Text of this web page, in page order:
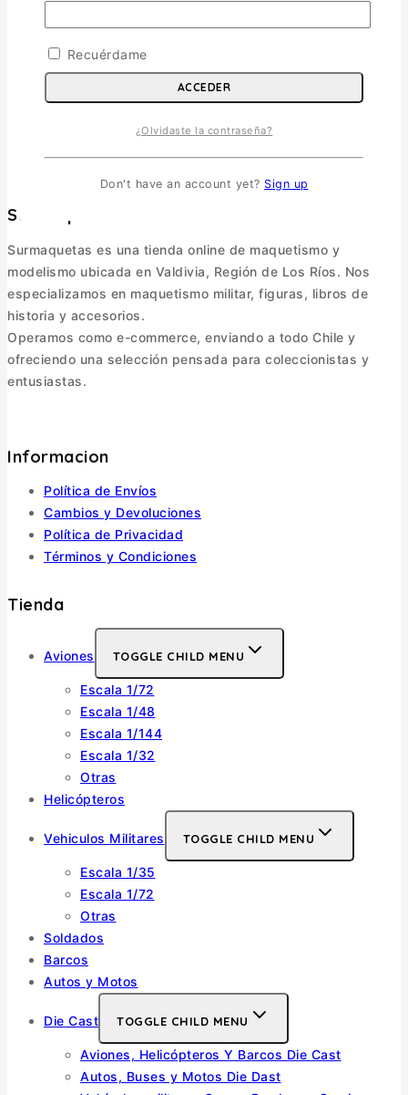
Surmaquetas
Surmaquetas es una tienda online de maquetismo y
modelismo ubicada en Valdivia, Región de Los Ríos. Nos
especializamos en maquetismo militar, figuras, libros de
historia y accesorios.
Operamos como e-commerce, enviando a todo Chile y
ofreciendo una selección pensada para coleccionistas y
entusiastas.
Informacion
Política de Envíos
Cambios y Devoluciones
Política de Privacidad
Términos y Condiciones
Tienda
Aviones TOGGLE CHILD MENU
Escala 1/72
Escala 1/48
Escala 1/144
Escala 1/32
Otras
Helicópteros
Vehiculos Militares TOGGLE CHILD MENU
Escala 1/35
Escala 1/72
Otras
Soldados
Barcos
Autos y Motos
Die Cast TOGGLE CHILD MENU
Aviones, Helicópteros Y Barcos Die Cast
Autos, Buses y Motos Die Dast
Recuérdame
ACCEDER
¿Olvidaste la contraseña?
Don't have an account yet? Sign up